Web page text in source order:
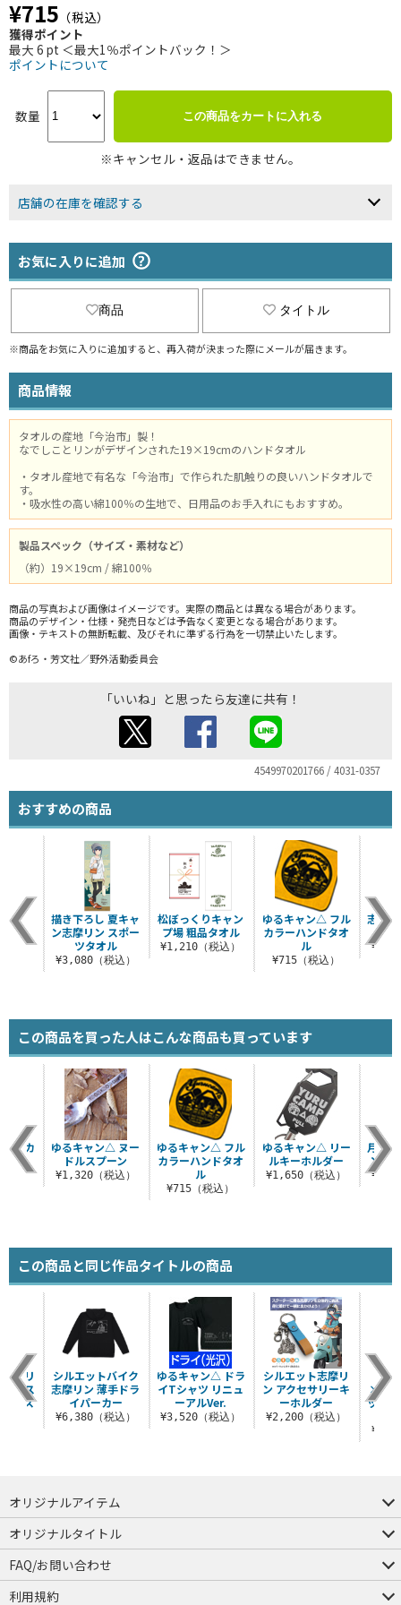
¥715 （税込）
獲得ポイント
最大 6 pt ＜最大1％ポイントバック！＞
ポイントについて
数量 この商品をカートに入れる
※キャンセル・返品はできません。
店舗の在庫を確認する
お気に入りに追加
商品 タイトル
※商品をお気に入りに追加すると、再入荷が決まった際にメールが届きます。
商品情報
タオルの産地「今治市」製！
なでしことリンがデザインされた19×19cmのハンドタオル
・タオル産地で有名な「今治市」で作られた肌触りの良いハンドタオルで
す。
・吸水性の高い綿100％の生地で、日用品のお手入れにもおすすめ。
製品スペック（サイズ・素材など）
（約）19×19cm / 綿100％
商品の写真および画像はイメージです。実際の商品とは異なる場合があります。
商品のデザイン・仕様・発売日などは予告なく変更となる場合があります。
画像・テキストの無断転載、及びそれに準ずる行為を一切禁止いたします。
©あfろ・芳文社／野外活動委員会
「いいね」と思ったら友達に共有！
4549970201766 / 4031-0357
おすすめの商品
松ぼっくりキャン
プ場 粗品タオル
¥1,210（税込）
ゆるキャン△ フル
カラーハンドタオ
ル
¥715（税込）
志摩
描き下ろし 夏キャ
ン志摩リン スポー
ツタオル
¥3,080（税込）
この商品を買った人はこんな商品も買っています
ゆるキャン△ フル
カラーハンドタオ
ル
¥715（税込）
ゆるキャン△ リー
ルキーホルダー
¥1,650（税込）
月と
ンテ
ラカ
込）
ゆるキャン△ ヌー
ドルスプーン
¥1,320（税込）
この商品と同じ作品タイトルの商品
ゆるキャン△ ドラ
イTシャツ リニュ
ーアルVer.
¥3,520（税込）
シルエット志摩リ
ン アクセサリーキ
ーホルダー
¥2,200（税込）
『ゆ
×キ
ッグ
摩リ
レス
ース
シルエットバイク
志摩リン 薄手ドラ
イパーカー
¥6,380（税込）
オリジナルアイテム
つままれ
つかまれ
ピョコッテ
オリジナルタイトル
アイテムヤ
ミスカトニック大學購買部
FAQ/お問い合わせ
FAQ
お問い合わせ
利用規約